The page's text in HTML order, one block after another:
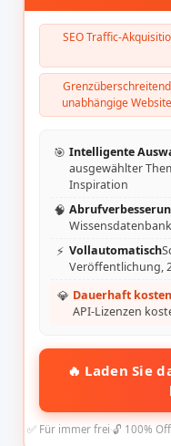
SEO Traffic-
unabhängige
🎯 Intelligente
ausgewählter
Inspiration
🧠
⚡ Vollautomatisch
Veröffentlichung,
💎 Dauerhaft
API-Lizenzen
🔥 Laden Sie
✅ Für immer frei·🔓 100%